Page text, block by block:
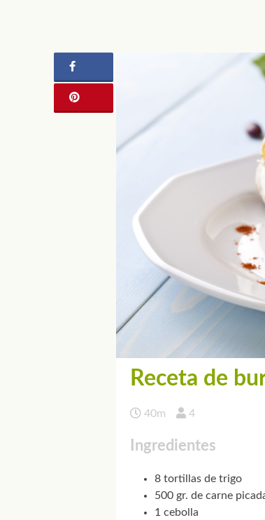
Receta de
40m 4
Ingredientes
8 tortillas de trigo
500 gr. de carne
1 cebolla